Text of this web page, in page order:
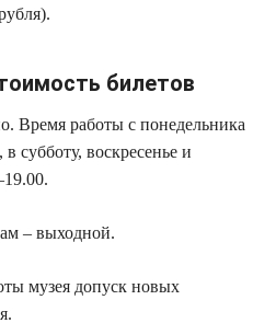
билетов
Время работы с понедельника
субботу, воскресенье и
– выходной.
музея допуск новых